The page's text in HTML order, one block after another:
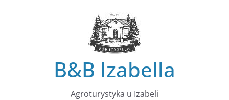
B&B Izabella
Agroturystyka u Izabeli